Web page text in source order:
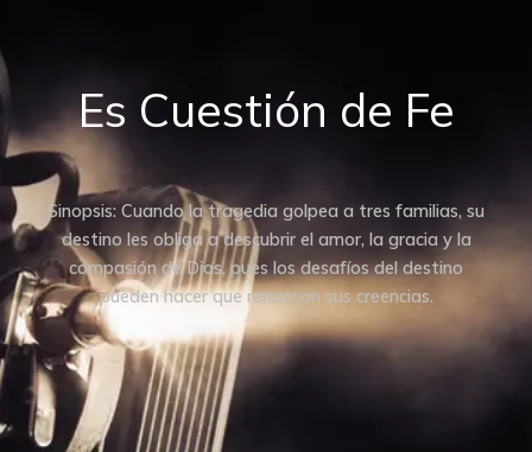
Es Cuestión de Fe
Sinopsis: Cuando la tragedia golpea a tres familias, su
destino les obliga a descubrir el amor, la gracia y la
compasión de Dios, pues los desafíos del destino
pueden hacer que renazcan sus creencias.